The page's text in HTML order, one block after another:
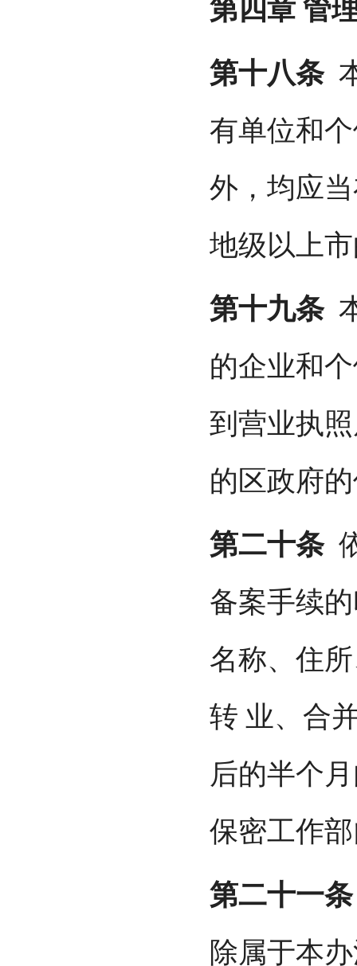
第四章 管
第十八条
有单位和
外，均应
地级以上
第十九条
的企业和
到营业执
的区政府
第二十条
备案手续
名称、住
转 业、合
后的半个
保密工作
第二十一条
除属于本